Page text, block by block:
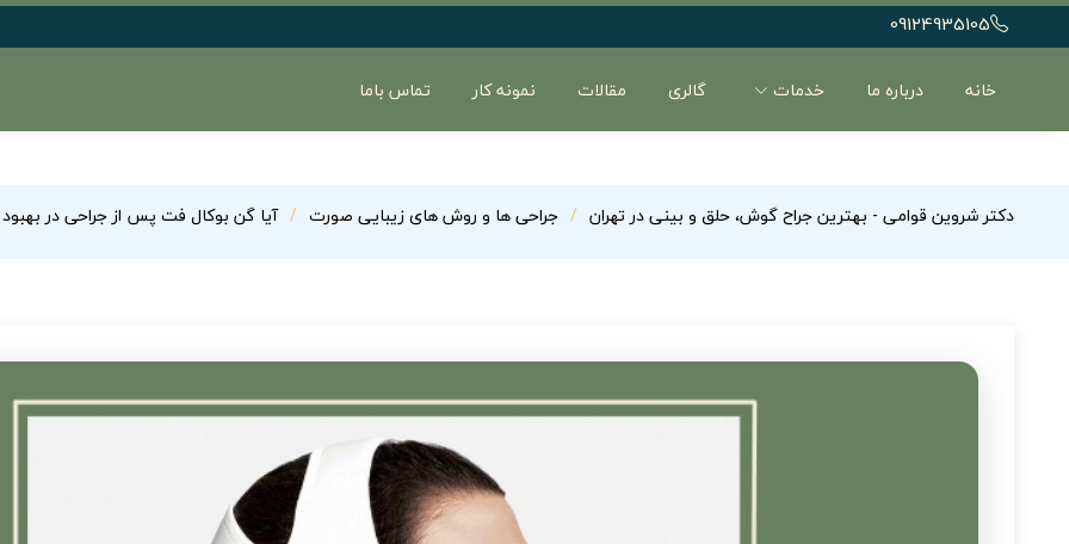
09124935105
خانه درباره ما خدمات گالری مقالات نمونه کار تماس باما
دکتر شروین قوامی - بهترین جراح گوش، حلق و بینی در تهران جراحی ها و روش های زیبایی صورت آیا گن بوکال فت پس از جراحی در بهبود